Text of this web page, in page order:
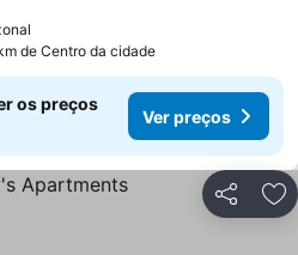
de Centro da cidade
os preços
Ver preços
Partilhar